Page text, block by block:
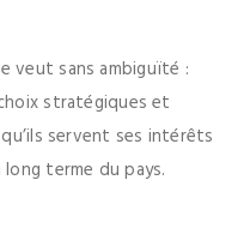
veut sans ambiguïté :
stratégiques et
servent ses intérêts
terme du pays.